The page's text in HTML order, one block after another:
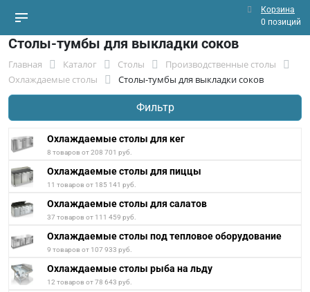
Корзина
0 позиций
Столы-тумбы для выкладки соков
Главная Каталог Столы
Производственные столы
Охлаждаемые столы
Столы-тумбы для выкладки соков
Фильтр
Охлаждаемые столы для кег
8 товаров от 208 701 руб.
Охлаждаемые столы для пиццы
11 товаров от 185 141 руб.
Охлаждаемые столы для салатов
37 товаров от 111 459 руб.
Охлаждаемые столы под тепловое оборудование
9 товаров от 107 933 руб.
Охлаждаемые столы рыба на льду
12 товаров от 78 643 руб.